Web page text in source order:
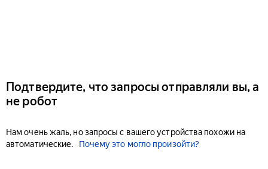
Подтвердите, что запросы отправляли вы, а
не робот
Нам очень жаль, но запросы с вашего устройства похожи на
автоматические.
Почему это могло произойти?